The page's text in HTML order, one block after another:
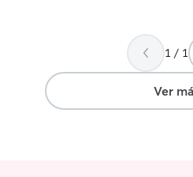
1 / 1
Ver